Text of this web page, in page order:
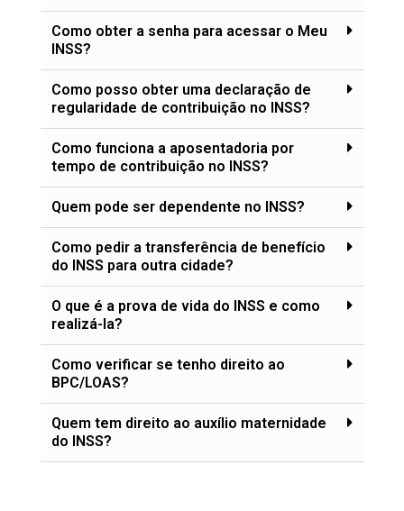
Como obter a senha para acessar o Meu
INSS?
Como posso obter uma declaração de
regularidade de contribuição no INSS?
Como funciona a aposentadoria por
tempo de contribuição no INSS?
Quem pode ser dependente no INSS?
Como pedir a transferência de benefício
do INSS para outra cidade?
O que é a prova de vida do INSS e como
realizá-la?
Como verificar se tenho direito ao
BPC/LOAS?
Quem tem direito ao auxílio maternidade
do INSS?